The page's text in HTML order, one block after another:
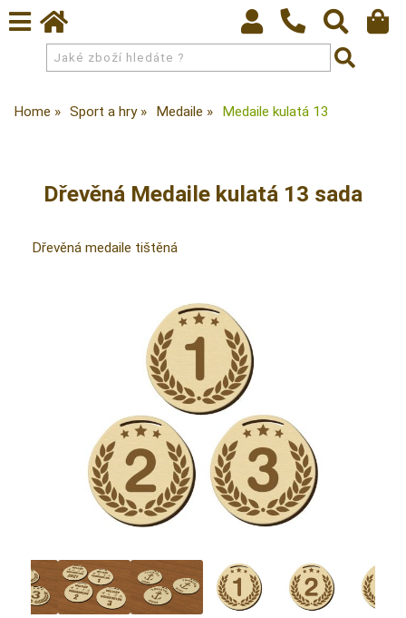
Home Sport a hry Medaile Medaile kulatá 13
Dřevěná Medaile kulatá 13 sada
Dřevěná medaile tištěná